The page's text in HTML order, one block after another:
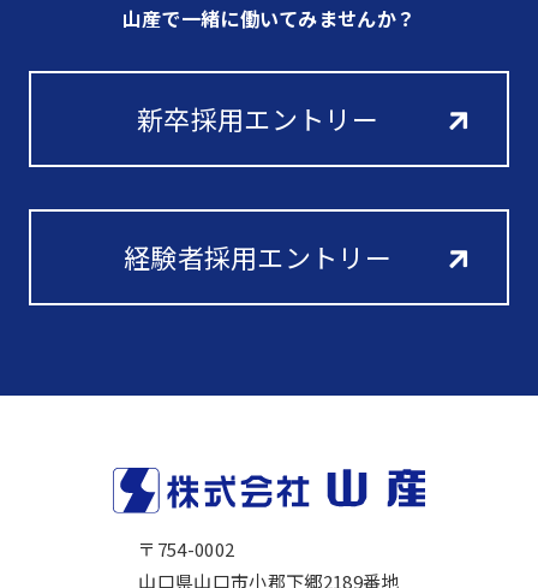
山産で一緒に働いてみませんか？
新卒採用エントリー
経験者採用エントリー
〒754-0002
山口県山口市小郡下郷2189番地